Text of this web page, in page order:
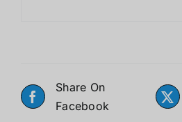
Share On
Facebook